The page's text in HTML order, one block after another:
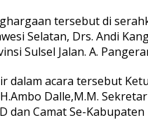
i
h
tersebut di
Selatan, Drs. Andi
Sulsel Jalan. A.
dalam acara tersebut
Dalle,M.M.
dan Camat Se-Kabupaten